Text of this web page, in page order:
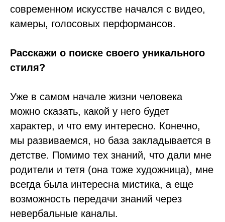
современном искусстве начался с видео,
камеры, голосовых перформансов.
Расскажи о поиске своего уникального
стиля?
Уже в самом начале жизни человека
можно сказать, какой у него будет
характер, и что ему интересно. Конечно,
мы развиваемся, но база закладывается в
детстве. Помимо тех знаний, что дали мне
родители и тетя (она тоже художница), мне
всегда была интересна мистика, а еще
возможность передачи знаний через
невербальные каналы.